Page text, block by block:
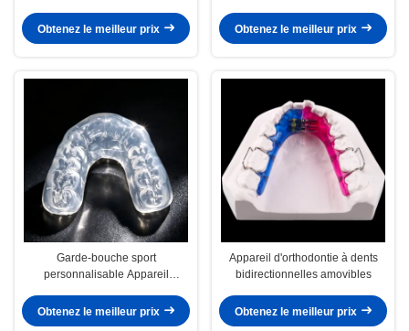
Obtenez le meilleur prix
Obtenez le meilleur prix
Garde-bouche sport
personnalisable Appareil
professionnelle
Obtenez le meilleur prix
Appareil d'orthodontie à dents
bidirectionnelles amovibles
Obtenez le meilleur prix